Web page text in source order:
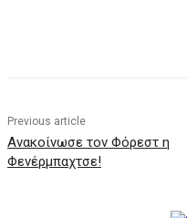
Previous article
Ανακοίνωσε τον Φόρεστ η
Φενέρμπαχτσε!